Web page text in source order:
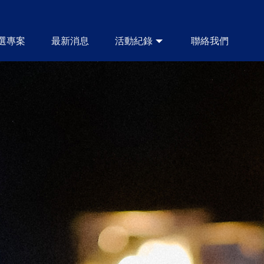
專案 最新消息
NEWS
活動紀錄
BLOG
聯絡我們
CONTACT